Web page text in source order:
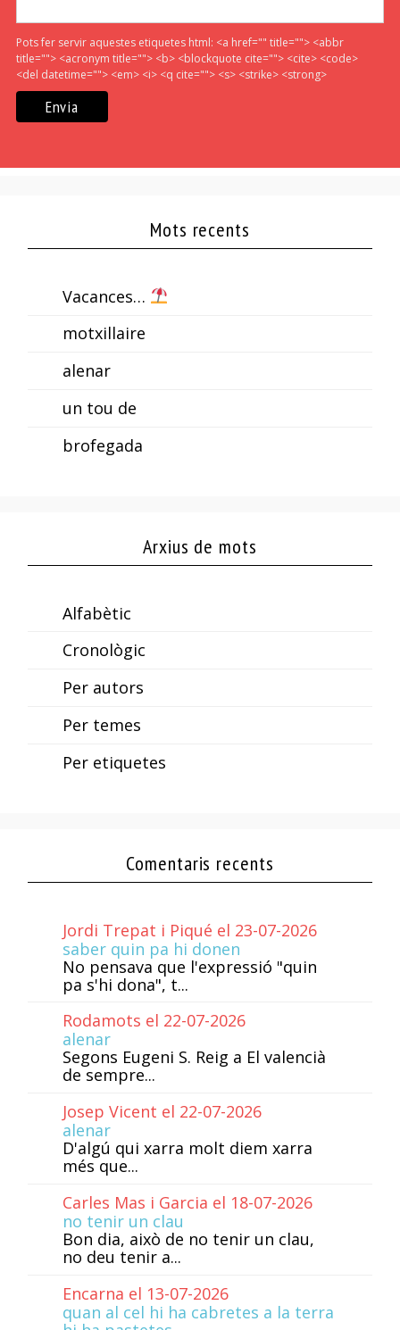
Pots fer servir aquestes etiquetes html: <a href="" title=""> <abbr
title=""> <acronym title=""> <b> <blockquote cite=""> <cite> <code>
<del datetime=""> <em> <i> <q cite=""> <s> <strike> <strong>
Mots recents
Vacances…
motxillaire
alenar
un tou de
brofegada
Arxius de mots
Alfabètic
Cronològic
Per autors
Per temes
Per etiquetes
Comentaris recents
Jordi Trepat i Piqué el 23-07-2026
saber quin pa hi donen
No pensava que l'expressió "quin
pa s'hi dona", t...
Rodamots el 22-07-2026
alenar
Segons Eugeni S. Reig a El valencià
de sempre...
Josep Vicent el 22-07-2026
alenar
D'algú qui xarra molt diem xarra
més que...
Carles Mas i Garcia el 18-07-2026
no tenir un clau
Bon dia, això de no tenir un clau,
no deu tenir a...
Encarna el 13-07-2026
quan al cel hi ha cabretes a la terra